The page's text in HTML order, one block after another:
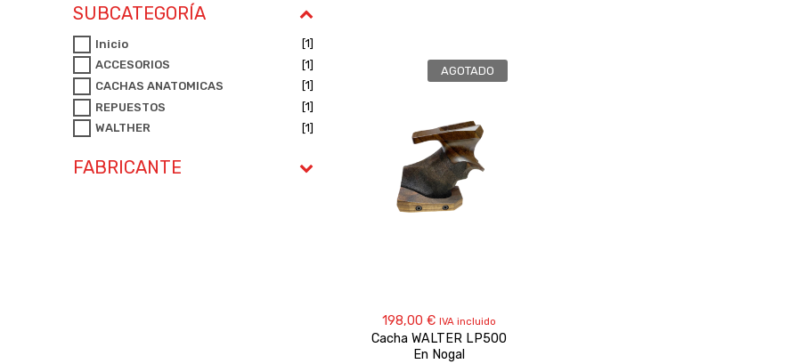
AGOTADO
198,00€ IVA incluido
Cacha WALTER LP500
En Nogal
SUBCATEGORÍA
Inicio
[1]
ACCESORIOS
[1]
CACHAS ANATOMICAS
[1]
REPUESTOS
[1]
WALTHER
[1]
FABRICANTE